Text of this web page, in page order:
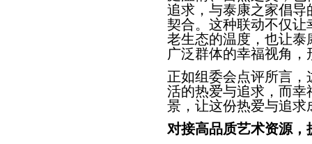
追求，与泰康之家倡导
契合。这种联动不仅
老生态的温度，也让
广泛群体的幸福视角
正如组委会点评所言
活的热爱与追求，而
景，让这份热爱与追
对接高品质艺术资源，